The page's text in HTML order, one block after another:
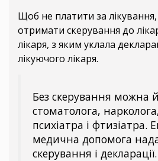
Щоб не платити за
отримати скерування до
лікаря, з яким уклала
лікуючого лікаря.
Без скерування можна
стоматолога,
психіатра і фтизіатра.
медична допомога
скерування і декларації.